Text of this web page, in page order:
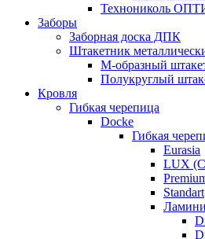
Технониколь
Заборы
Заборная доска ДПК
Штакетник
М-образный
Полукруглый
Кровля
Гибкая черепица
Docke
Гибкая
Eurasia
LUX
Standart